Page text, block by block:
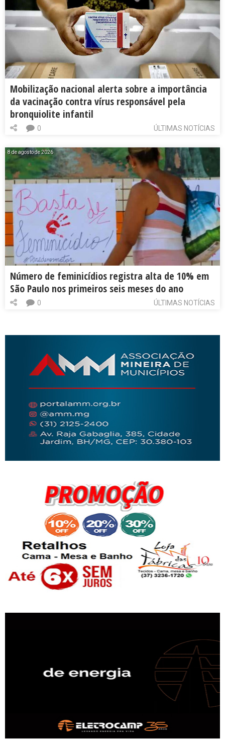
Mobilização nacional alerta sobre a importância
da vacinação contra vírus responsável pela
bronquiolite infantil
ÚLTIMAS NOTÍCIAS
0
8 de agosto de 2026
Número de feminicídios registra alta de 10% em
São Paulo nos primeiros seis meses do ano
ÚLTIMAS NOTÍCIAS
0